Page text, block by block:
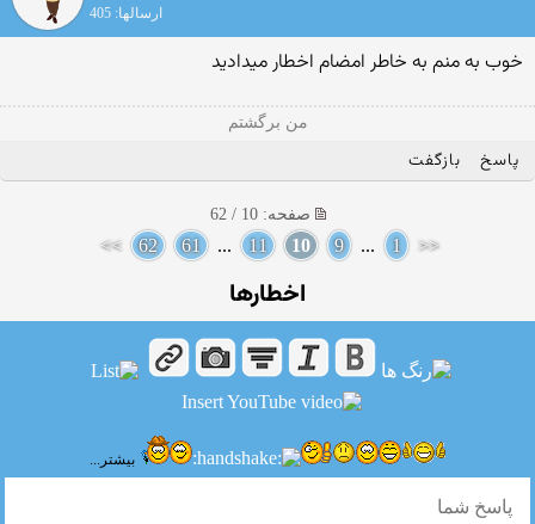
ارسالها: 405
خوب به منم به خاطر امضام اخطار میدادید
من برگشتم
پاسخ بازگفت
صفحه: 10 / 62
<<
1
...
9
10
11
...
61
62
>>
اخطارها
بیشتر...